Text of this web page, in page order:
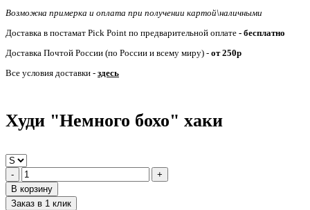
Возможна примерка и оплата при получении картой\наличными
Доставка в постамат Pick Point по предварительной оплате - бесплатно
Доставка Почтой России (по России и всему миру) - от 250р
Все условия доставки - здесь
Худи "Немного бохо" хаки
-
+
В корзину
Заказ в 1 клик